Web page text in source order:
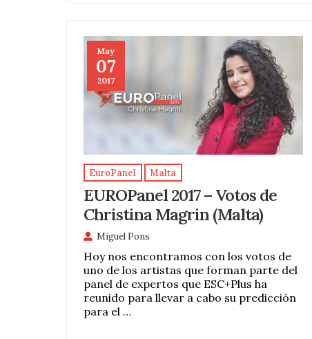
May
07
2017
EuroPanel Malta
EUROPanel 2017 – Votos de
Christina Magrin (Malta)
Miguel Pons
Hoy nos encontramos con los votos de
uno de los artistas que forman parte del
panel de expertos que ESC+Plus ha
reunido para llevar a cabo su predicción
para el …